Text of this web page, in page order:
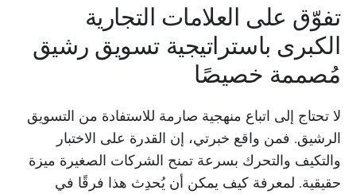
تفوّق على العلامات التجارية
الكبرى باستراتيجية تسويق رشيق
مُصممة خصيصًا
لا تحتاج إلى اتباع منهجية صارمة للاستفادة من التسويق
الرشيق. فمن واقع خبرتي، إن القدرة على الاختبار
والتكيف والتحرك بسرعة تمنح الشركات الصغيرة ميزة
حقيقية. لمعرفة كيف يمكن أن يُحدِث هذا فرقًا في